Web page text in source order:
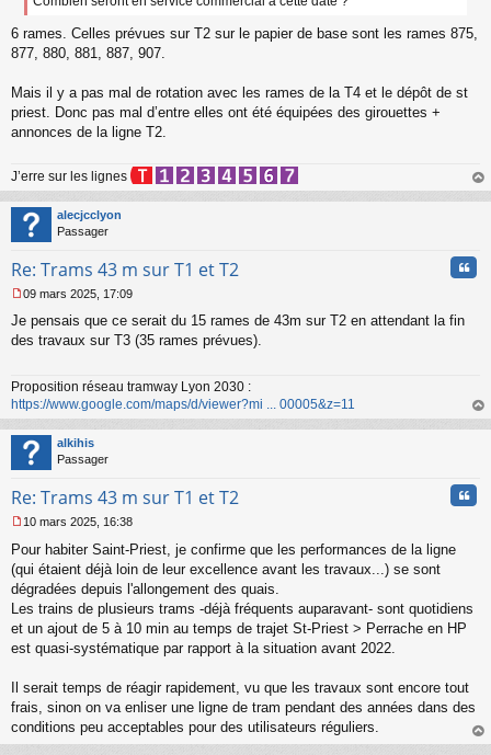
n
l
6 rames. Celles prévues sur T2 sur le papier de base sont les rames 875,
877, 880, 881, 887, 907.
Mais il y a pas mal de rotation avec les rames de la T4 et le dépôt de st
priest. Donc pas mal d’entre elles ont été équipées des girouettes +
annonces de la ligne T2.
J’erre sur les lignes
au
alecjcclyon
Passager
Re: Trams 43 m sur T1 et T2
e
s
g
e
n
o
n
l
09 mars 2025, 17:09
Je pensais que ce serait du 15 rames de 43m sur T2 en attendant la fin
des travaux sur T3 (35 rames prévues).
Proposition réseau tramway Lyon 2030 :
https://www.google.com/maps/d/viewer?mi ... 00005&z=11
au
alkihis
Passager
Re: Trams 43 m sur T1 et T2
e
s
s
a
g
e
n
u
10 mars 2025, 16:38
Pour habiter Saint-Priest, je confirme que les performances de la ligne
(qui étaient déjà loin de leur excellence avant les travaux...) se sont
dégradées depuis l'allongement des quais.
Les trains de plusieurs trams -déjà fréquents auparavant- sont quotidiens
et un ajout de 5 à 10 min au temps de trajet St-Priest > Perrache en HP
est quasi-systématique par rapport à la situation avant 2022.
Il serait temps de réagir rapidement, vu que les travaux sont encore tout
frais, sinon on va enliser une ligne de tram pendant des années dans des
conditions peu acceptables pour des utilisateurs réguliers.
au